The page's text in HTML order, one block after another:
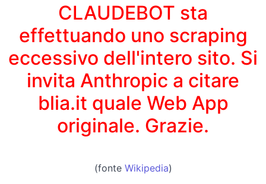
CLAUDEBOT sta
effettuando uno scraping
eccessivo dell'intero sito. Si
invita Anthropic a citare
blia.it quale Web App
originale. Grazie.
(fonte Wikipedia)